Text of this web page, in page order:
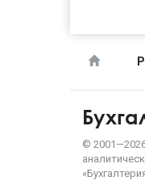
© 2001—